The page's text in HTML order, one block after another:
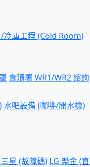
冷庫工程 (Cold Room)
食環署 WR1/WR2 諮詢
水吧設備 (咖啡/開水機)
星 (故障碼) LG 樂金 (直